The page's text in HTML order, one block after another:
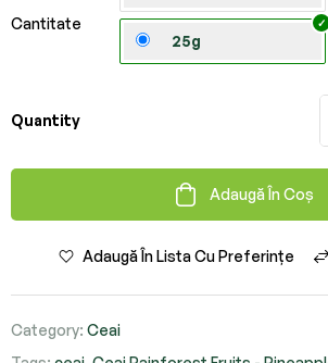
Cantitate
25g
Quantity
Adaugă În Coș
Adaugă În Lista Cu Preferințe
Category: Ceai